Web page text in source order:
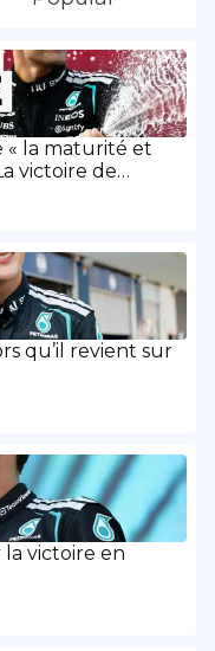
« la maturité et
victoire de
l’expérience »
qu’il revient sur
la victoire en